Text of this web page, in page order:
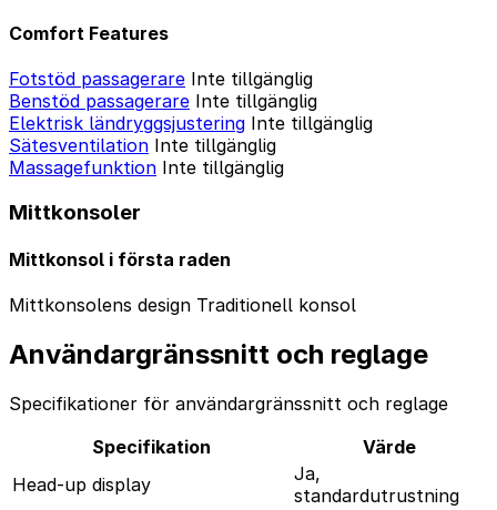
Comfort Features
Fotstöd passagerare Inte tillgänglig
Benstöd passagerare Inte tillgänglig
Elektrisk ländryggsjustering Inte tillgänglig
Sätesventilation Inte tillgänglig
Massagefunktion Inte tillgänglig
Mittkonsoler
Mittkonsol i första raden
Mittkonsolens design Traditionell konsol
Användargränssnitt och reglage
Specifikationer för användargränssnitt och reglage
Specifikation
Värde
Head-up display
Ja,
standardutrustning